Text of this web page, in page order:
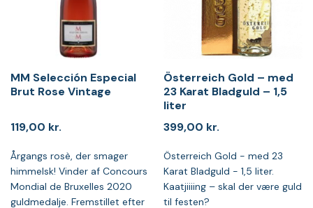
MM Selección Especial
Brut Rose Vintage
119,00 kr.
Årgangs rosè, der smager
himmelsk! Vinder af Concours
Mondial de Bruxelles 2020
guldmedalje. Fremstillet efter
Österreich Gold – med
23 Karat Bladguld – 1,5
liter
399,00 kr.
Österreich Gold - med 23
Karat Bladguld - 1,5 liter.
Kaatjiiiing – skal der være guld
til festen?